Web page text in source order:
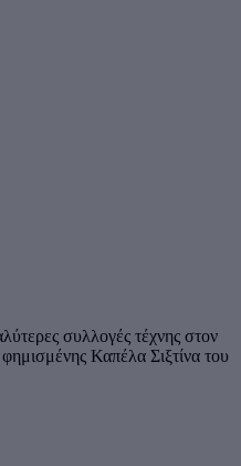
συλλογές τέχνης στον
Καπέλα Σιξτίνα του